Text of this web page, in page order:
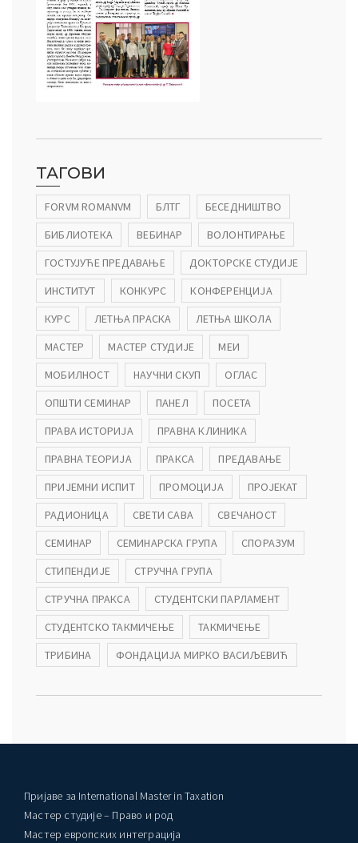
ТАГОВИ
FORVM ROMANVM БЛТГ
БЕСЕДНИШТВО
БИБЛИОТЕКА
ВЕБИНАР
ВОЛОНТИРАЊЕ
ГОСТУЈУЋЕ ПРЕДАВАЊЕ
ДОКТОРСКЕ СТУДИЈЕ
ИНСТИТУТ
КОНКУРС
КОНФЕРЕНЦИЈА
КУРС
ЛЕТЊА ПРАСКА
ЛЕТЊА ШКОЛА
МАСТЕР
МАСТЕР СТУДИЈЕ
МЕИ
МОБИЛНОСТ
НАУЧНИ СКУП
ОГЛАС
ОПШТИ СЕМИНАР
ПАНЕЛ
ПОСЕТА
ПРАВА ИСТОРИЈА
ПРАВНА КЛИНИКА
ПРАВНА ТЕОРИЈА
ПРАКСА
ПРЕДАВАЊЕ
ПРИЈЕМНИ ИСПИТ
ПРОМОЦИЈА
ПРОЈЕКАТ
РАДИОНИЦА
СВЕТИ САВА
СВЕЧАНОСТ
СЕМИНАР
СЕМИНАРСКА ГРУПА
СПОРАЗУМ
СТИПЕНДИЈЕ
СТРУЧНА ГРУПА
СТРУЧНА ПРАКСА
СТУДЕНТСКИ ПАРЛАМЕНТ
СТУДЕНТСКО ТАКМИЧЕЊЕ
ТАКМИЧЕЊЕ
ТРИБИНА
ФОНДАЦИЈА МИРКО ВАСИЉЕВИЋ
Пријаве за International Master in Taxation
Мастер студије – Право и род
Мастер европских интеграција